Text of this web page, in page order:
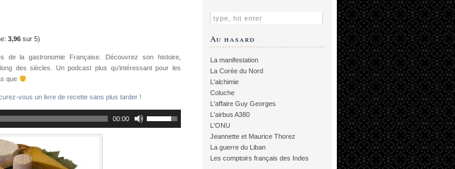
3,96 sur 5)
de la gastronomie Française. Découvrez son histoire,
des siècles. Un podcast plus qu’intéressant pour les
que
vous un livre de recette sans plus tarder !
00:00
Au hasard
La manifestation
La Corée du Nord
L'alchimie
Coluche
L'affaire Guy Georges
L'airbus A380
L'ONU
Jeannette et Maurice Thorez
La guerre du Liban
Les comptoirs français des Indes